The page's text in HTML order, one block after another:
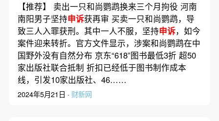
【推荐】 卖出一只和尚鹦鹉换来三个月拘役 河南
南阳男子坚持申诉获再审 买卖一只和尚鹦鹉，导
致三人入罪获刑。其中一人不服，坚持申诉，如今
案件迎来转折。官方文件显示，涉案和尚鹦鹉在中
国野外没有自然分布 京东“618”图书最低3折 超50
家出版社联合抵制 折扣已经低于图书制作成本
线，引发10家出版社、46……
2024年5月21日 · 财新网